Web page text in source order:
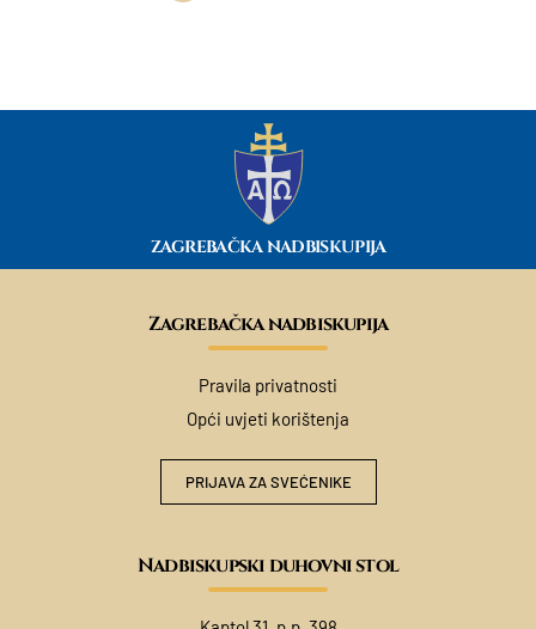
ZAGREBAČKA NADBISKUPIJA
Zagrebačka nadbiskupija
Pravila privatnosti
Opći uvjeti korištenja
PRIJAVA ZA SVEĆENIKE
Nadbiskupski duhovni stol